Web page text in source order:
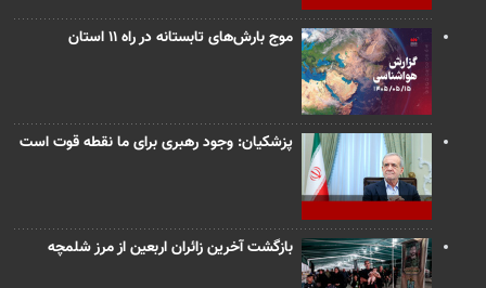
موج بارش‌های تابستانه در راه ۱۱ استان
پزشکیان: وجود رهبری برای ما نقطه قوت است
بازگشت آخرین زائران اربعین از مرز شلمچه